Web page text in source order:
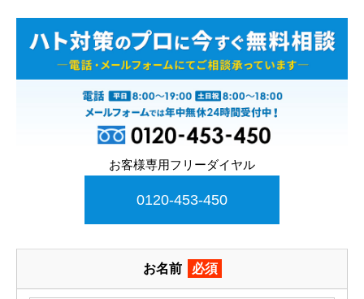
お客様専用フリーダイヤル
0120-453-450
お名前 必須